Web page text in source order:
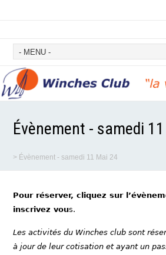
Évènement - samedi
> Évènement - samedi 11 Mai 24
Pour réserver, cliquez sur
inscrivez vous.
Les activités du Winches club sont
à jour de leur cotisation et ayant un